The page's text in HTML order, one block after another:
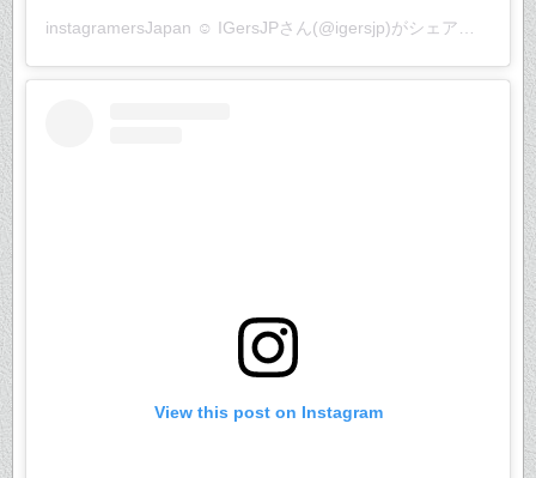
instagramersJapan ☺︎ IGersJPさん(@igersjp)がシェアした投稿 –
View this post on Instagram